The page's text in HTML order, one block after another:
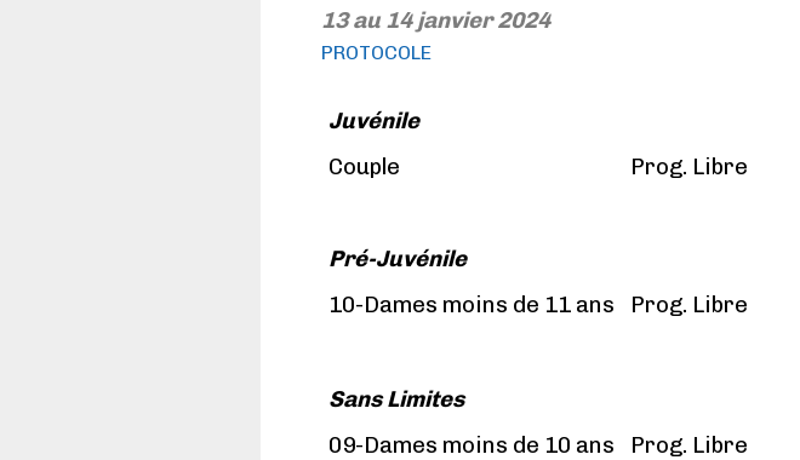
13 au 14 janvier 2024
PROTOCOLE
Juvénile
Couple
Prog. Libre
Pré-Juvénile
10-Dames moins de 11 ans
Prog. Libre
Sans Limites
09-Dames moins de 10 ans
Prog. Libre